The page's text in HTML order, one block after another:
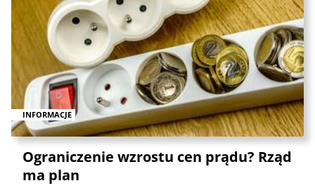
INFORMACJE
Ograniczenie wzrostu cen prądu? Rząd
ma plan